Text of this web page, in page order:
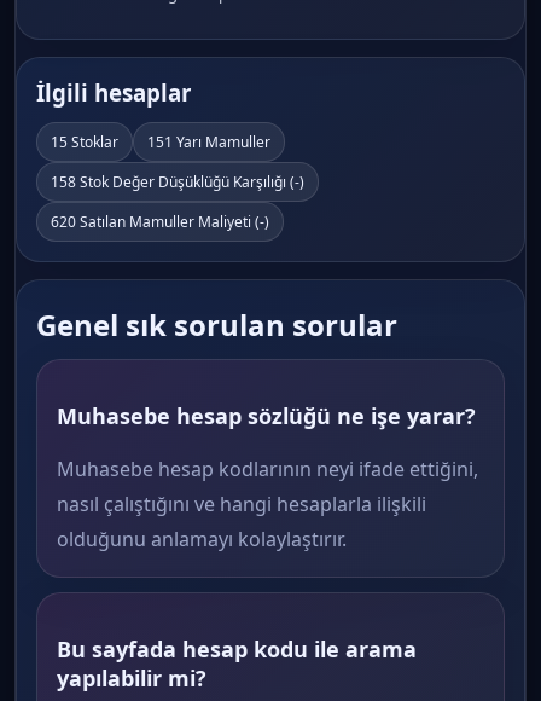
İlgili hesaplar
15 Stoklar
151 Yarı Mamuller
158 Stok Değer Düşüklüğü Karşılığı (-)
620 Satılan Mamuller Maliyeti (-)
Genel sık sorulan sorular
Muhasebe hesap sözlüğü ne işe yarar?
Muhasebe hesap kodlarının neyi ifade ettiğini,
nasıl çalıştığını ve hangi hesaplarla ilişkili
olduğunu anlamayı kolaylaştırır.
Bu sayfada hesap kodu ile arama
yapılabilir mi?